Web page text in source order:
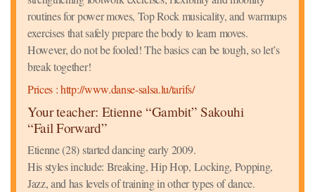
routines for power moves, Top Rock musicality, and warmups
exercises that safely prepare the body to learn moves.
However, do not be fooled! The basics can be tough, so let’s
break together!
Prices : http://www.danse-salsa.lu/tarifs/
Your teacher: Etienne “Gambit” Sakouhi
“Fail Forward”
Etienne (28) started dancing early 2009.
His styles include: Breaking, Hip Hop, Locking, Popping,
Jazz, and has levels of training in other types of dance.